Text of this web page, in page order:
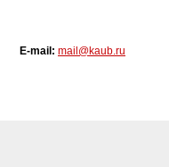
E-mail: mail@kaub.ru